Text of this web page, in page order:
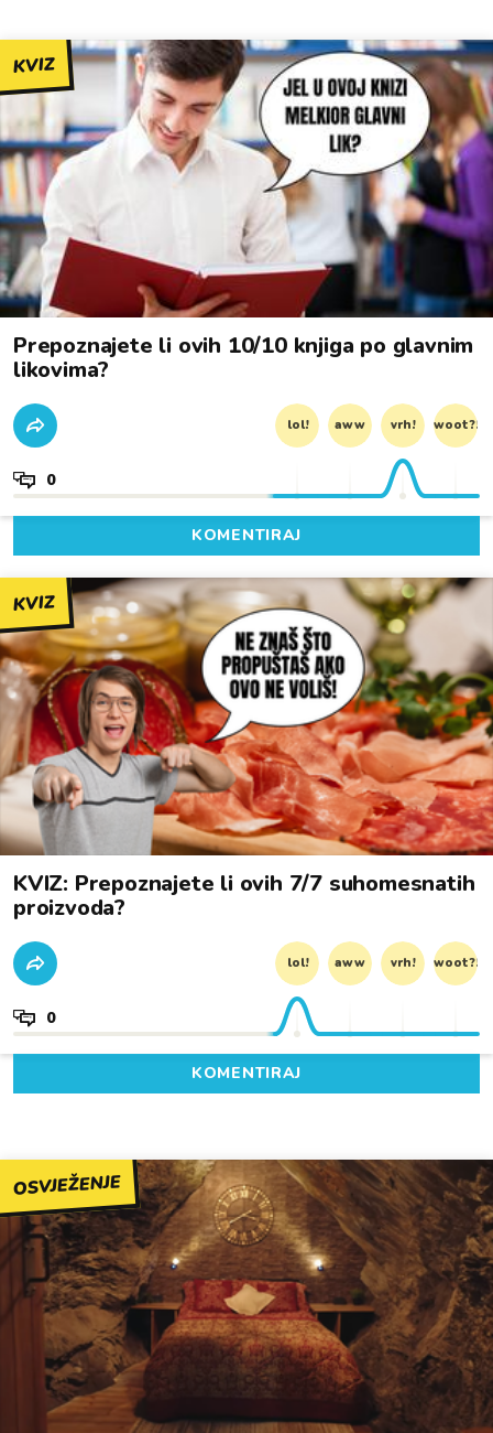
KVIZ
Prepoznajete li ovih 10/10 knjiga po glavnim
likovima?
lol! aww vrh! woot?!
0
KOMENTIRAJ
KVIZ
KVIZ: Prepoznajete li ovih 7/7 suhomesnatih
proizvoda?
lol! aww vrh! woot?!
0
KOMENTIRAJ
OSVJEŽENJE